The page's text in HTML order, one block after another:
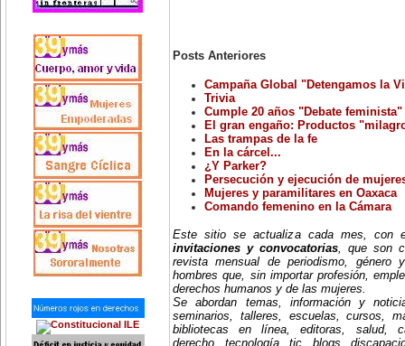
Posts Anteriores
Campaña Global "Detengamos la
Trivia
Cumple 20 años "Debate feminista"
El gran engaño: Productos
Las trampas de la fe
En la cárcel...
¿Y Parker?
Persecución y ejecución de
Mujeres y paramilitares en Oaxaca
Comando femenino en la Cámara
Este sitio se actualiza cada mes, con
invitaciones y convocatorias, que son
revista mensual de periodismo, género
hombres que, sin importar profesión,
derechos humanos y de las mujeres.
Se abordan temas, información y
seminarios, talleres, escuelas, cursos,
bibliotecas en línea, editoras, salud,